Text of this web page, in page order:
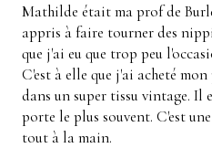
Mathilde était ma prof de
appris à faire tourner des
que j'ai eu que trop peu
C'est à elle que j'ai acheté
dans un super tissu vintage. Il
porte le plus souvent. C'est
tout à la main.